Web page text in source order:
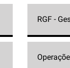
RGF -